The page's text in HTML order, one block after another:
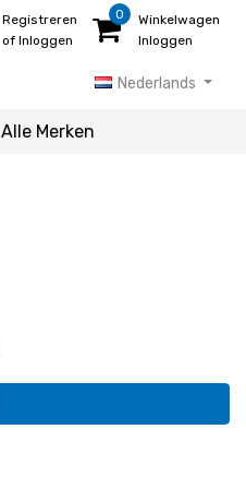
Registreren
of Inloggen
0
Winkelwagen
Inloggen
Nederlands
Alle Merken